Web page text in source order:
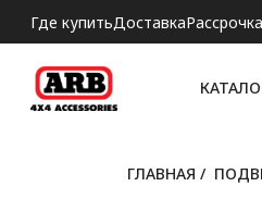
Где купитьДоставкаРассрочка
ГЛАВНАЯ /